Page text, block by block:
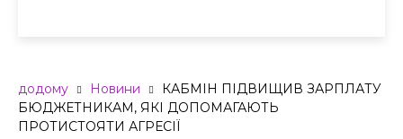
додому Новини
КАБМІН ПІДВИЩИВ ЗАРПЛАТУ
БЮДЖЕТНИКАМ, ЯКІ ДОПОМАГАЮТЬ
ПРОТИСТОЯТИ АГРЕСІЇ